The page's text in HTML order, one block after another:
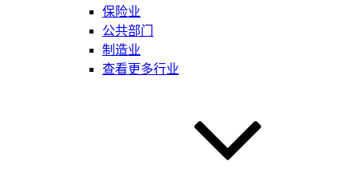
保险业
公共部门
制造业
查看更多行业